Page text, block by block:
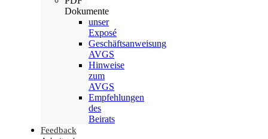
Dokumente
unser
Exposé
Geschäftsanweisung
AVGS
Hinweise
zum
AVGS
Empfehlungen
des
Beirats
Feedback